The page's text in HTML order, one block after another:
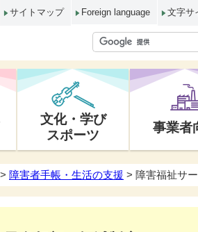
サイトマップ Foreign language 文字サ
文化・学び
スポーツ
事業者
> 障害者手帳・生活の支援 > 障害福祉サ